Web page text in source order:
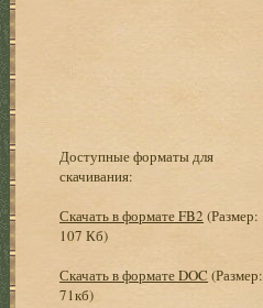
Доступные форматы для
скачивания:
Скачать в формате FB2 (Размер:
107 Кб)
Скачать в формате DOC (Размер:
71кб)